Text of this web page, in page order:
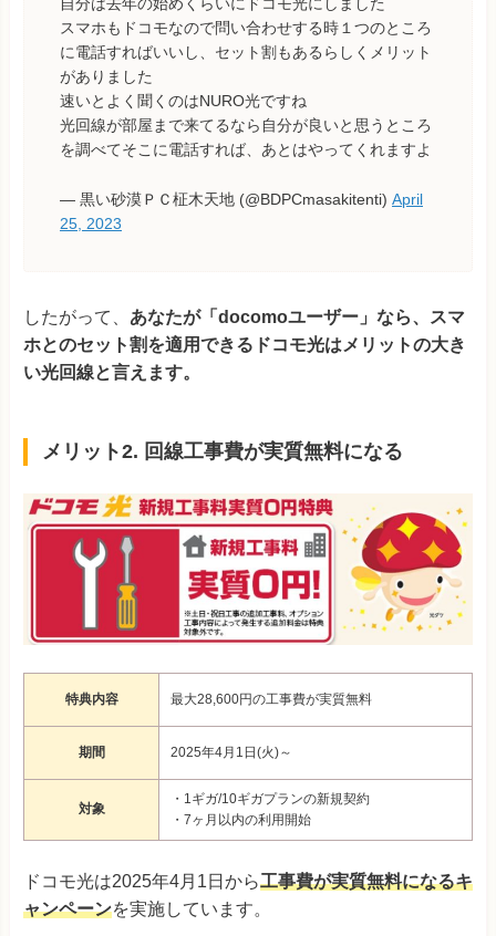
自分は去年の始めくらいにドコモ光にしました
スマホもドコモなので問い合わせする時１つのところ
に電話すればいいし、セット割もあるらしくメリット
がありました
速いとよく聞くのはNURO光ですね
光回線が部屋まで来てるなら自分が良いと思うところ
を調べてそこに電話すれば、あとはやってくれますよ
— 黒い砂漠ＰＣ柾木天地 (@BDPCmasakitenti) April
25, 2023
したがって、 あなたが「docomoユーザー」なら、スマ
ホとのセット割を適用できるドコモ光はメリットの大き
い光回線と言えます。
メリット2. 回線工事費が実質無料になる
特典内容 最大28,600円の工事費が実質無料
期間 2025年4月1日(火)～
対象
・1ギガ/10ギガプランの新規契約
・7ヶ月以内の利用開始
ドコモ光は2025年4月1日から工事費が実質無料になるキ
ャンペーンを実施しています。